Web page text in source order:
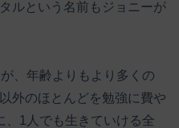
ルという名前もジョニーが
、年齢よりもより多くの
外のほとんどを勉強に費や
、1人でも生きていける全